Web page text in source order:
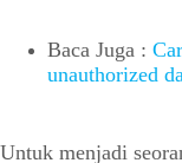
Baca Juga :
unauthorized
Untuk menjadi